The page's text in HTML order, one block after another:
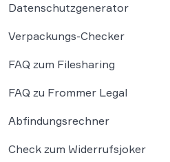
Datenschutzgenerator
Verpackungs-Checker
FAQ zum Filesharing
FAQ zu Frommer Legal
Abfindungsrechner
Check zum Widerrufsjoker